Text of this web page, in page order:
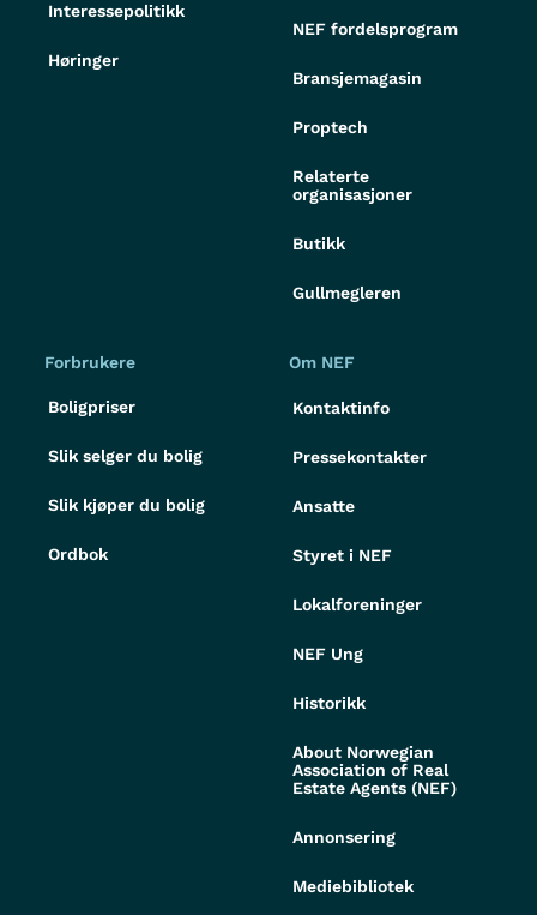
Interessepolitikk
Høringer
NEF fordelsprogram
Bransjemagasin
Proptech
Relaterte
organisasjoner
Butikk
Gullmegleren
Forbrukere
Boligpriser
Slik selger du bolig
Slik kjøper du bolig
Ordbok
Om NEF
Kontaktinfo
Pressekontakter
Ansatte
Styret i NEF
Lokalforeninger
NEF Ung
Historikk
About Norwegian
Association of Real
Estate Agents (NEF)
Annonsering
Mediebibliotek